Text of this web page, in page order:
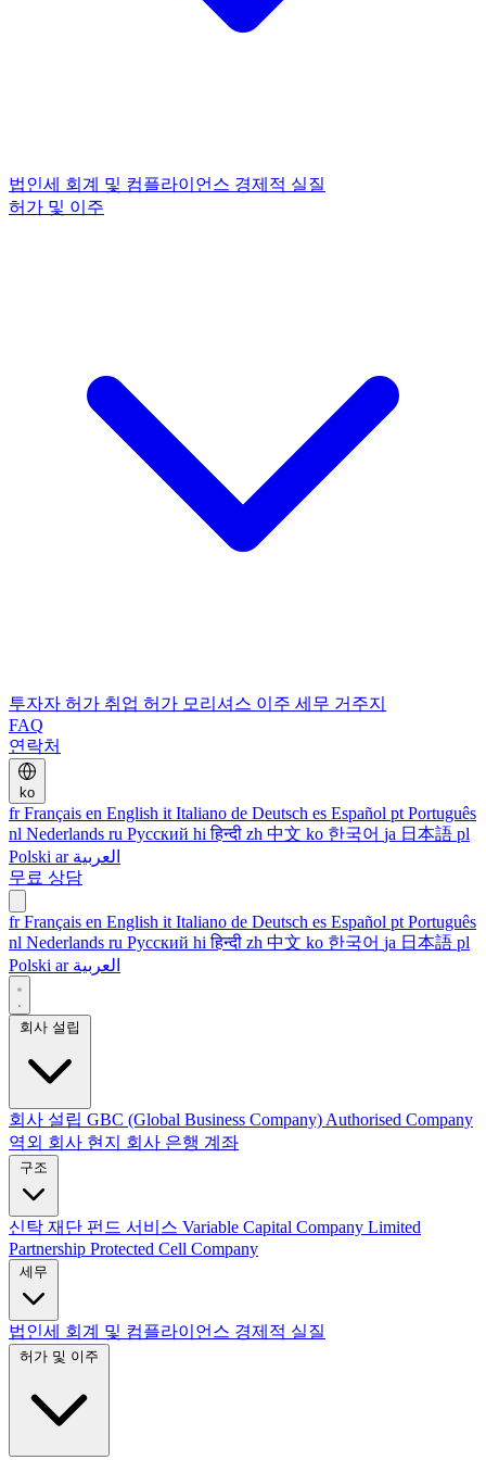
법인세 회계 및 컴플라이언스 경제적 실질
허가 및 이주
투자자 허가 취업 허가 모리셔스 이주 세무 거주지
FAQ
연락처
ko
frFrançais en English it Italiano de Deutsch es Español pt Português
nl Nederlands ru Русский hi हिन्दी zh 中文 ko 한국어 ja 日本語 pl
Polski ar العربية
무료 상담
frFrançais en English it Italiano de Deutsch es Español pt Português
nl Nederlands ru Русский hi हिन्दी zh 中文 ko 한국어 ja 日本語 pl
Polski ar العربية
회사 설립 GBC (Global Business Company) Authorised Company
역외 회사 현지 회사 은행 계좌
신탁 재단 펀드 서비스 Variable Capital Company Limited
Partnership Protected Cell Company
법인세 회계 및 컴플라이언스 경제적 실질